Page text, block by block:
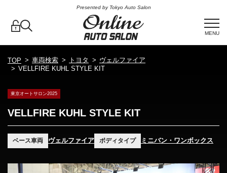
Presented by Tokyo Auto Salon
MENU
TOP 車両検索 トヨタ
ヴェルファイア
VELLFIRE KUHL STYLE KIT
東京オートサロン2025
VELLFIRE KUHL STYLE KIT
ベース車両 ヴェルファイア ボディタイプ ミニバン・ワンボックス